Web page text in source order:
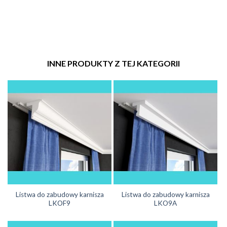
INNE PRODUKTY Z TEJ KATEGORII
Listwa do zabudowy karnisza
LKOF9
Listwa do zabudowy karnisza
LKO9A